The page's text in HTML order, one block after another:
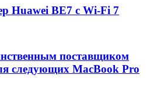
Huawei BE7 с Wi-Fi 7
поставщиком
следующих MacBook Pro